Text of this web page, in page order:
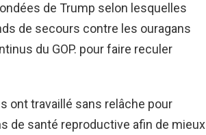
de Trump selon lesquelles
de secours contre les ouragans
du GOP. pour faire reculer
ont travaillé sans relâche pour
de santé reproductive afin de mieux